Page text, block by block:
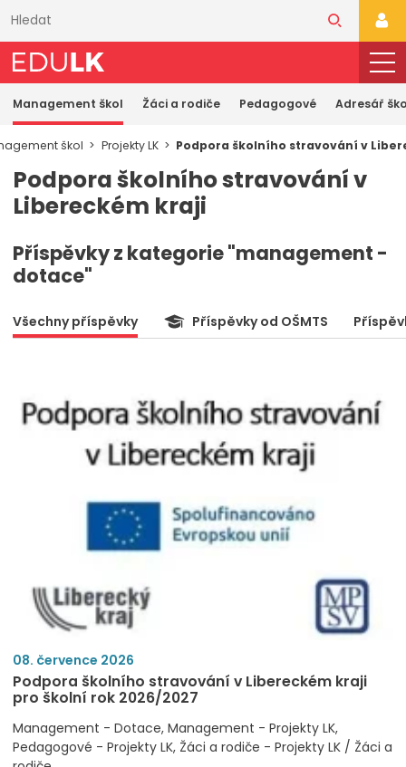
obsahu
Management škol Žáci a rodiče Pedagogové Adresář
škol Projekty LK Podpora školního stravování v
Podpora školního stravování v
Libereckém kraji
Příspěvky z kategorie "management -
dotace"
Všechny příspěvky Příspěvky od OŠMTS
08. července 2026
Podpora školního stravování v Libereckém kraji
pro školní rok 2026/2027
Management - Dotace Management - Projekty LK
Pedagogové - Projekty LK Žáci a rodiče - Projekty LK / Žáci a